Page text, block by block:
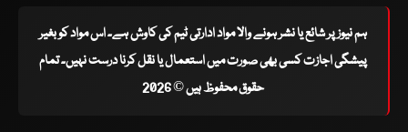
ہم نیوز پر شائع یا نشر ہونے والا مواد ادارتی ٹیم کی کاوش ہے۔ اس مواد کو بغیر
پیشگی اجازت کسی بھی صورت میں استعمال یا نقل کرنا درست نہیں۔ تمام
حقوق محفوظ ہیں © 2026